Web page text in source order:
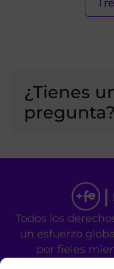
¿Tienes
pregunta?
Todos los
un esfuerzo
por fieles